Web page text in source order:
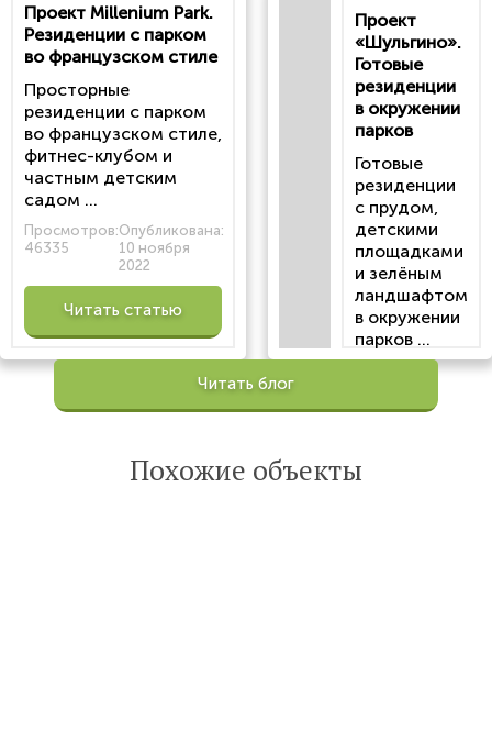
Проект Millenium Park.
Резиденции с парком
во французском стиле
Просторные
резиденции с парком
во французском стиле,
фитнес-клубом и
частным детским
садом ...
Просмотров:
46335
Опубликована:
10 ноября
2022
Читать статью
статью
Проект
«Шульгино».
Готовые
резиденции
в окружении
парков
Готовые
резиденции
с прудом,
детскими
площадками
и зелёным
ландшафтом
в окружении
парков ...
Просмотров:
Опубликована:
Читать блог
Похожие объекты